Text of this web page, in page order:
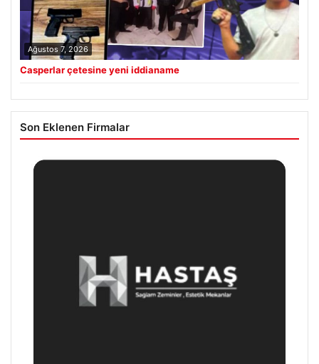
Ağustos 7, 2026
Casperlar çetesine yeni iddianame
Son Eklenen Firmalar